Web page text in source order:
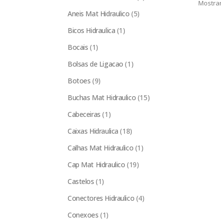
Aneis Mat Hidraulico (5)
Bicos Hidraulica (1)
Bocais (1)
Bolsas de Ligacao (1)
Botoes (9)
Buchas Mat Hidraulico (15)
Cabeceiras (1)
Caixas Hidraulica (18)
Calhas Mat Hidraulico (1)
Cap Mat Hidraulico (19)
Castelos (1)
Conectores Hidraulico (4)
Conexoes (1)